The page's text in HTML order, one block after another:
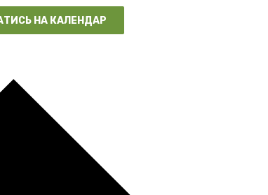
НА КАЛЕНДАР